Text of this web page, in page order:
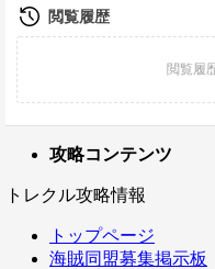
攻略コンテンツ
トレクル攻略情報
トップページ
海賊同盟募集掲示板